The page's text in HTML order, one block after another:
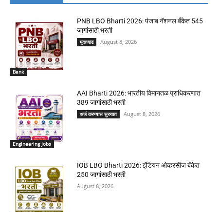
Bank
PNB LBO Bharti 2026: पंजाब नॅशनल बँकेत 545
जागांसाठी भरती
मुदतवाढ August 8, 2026
Engineering Jobs
AAI Bharti 2026: भारतीय विमानतळ प्राधिकरणात
389 जागांसाठी भरती
अर्ज करण्यास सुरुवात August 8, 2026
IOB LBO Bharti 2026: इंडियन ओव्हरसीज बँकेत
250 जागांसाठी भरती
August 8, 2026